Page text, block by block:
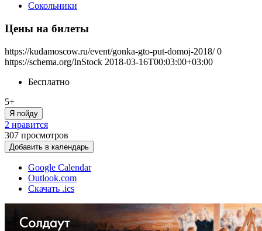
Сокольники
Цены на билеты
https://kudamoscow.ru/event/gonka-gto-put-domoj-2018/ 0
https://schema.org/InStock 2018-03-16T00:03:00+03:00
Бесплатно
5+
Я пойду
2 нравится
307 просмотров
Добавить в календарь
Google Calendar
Outlook.com
Скачать .ics